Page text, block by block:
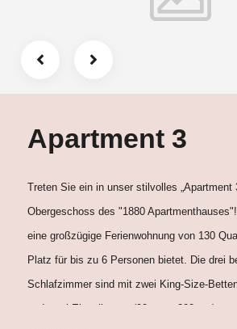
Wohnbereich entspannen oder Sie verweilen
Tages und die frische Luft auf sich wirken.
Selbstverständlich steht Ihnen kostenfreies
um mit der Welt in Verbindung zu bleiben.
Apartment 3
Treten Sie ein in unser stilvolles „Apartment
Obergeschoss des "1880
eine großzügige Ferienwohnung von 130
Platz für bis zu 6 Personen bietet. Die drei
Schlafzimmer sind mit zwei King-Size-
und zwei Einzelbetten (90 cm x 200 cm)